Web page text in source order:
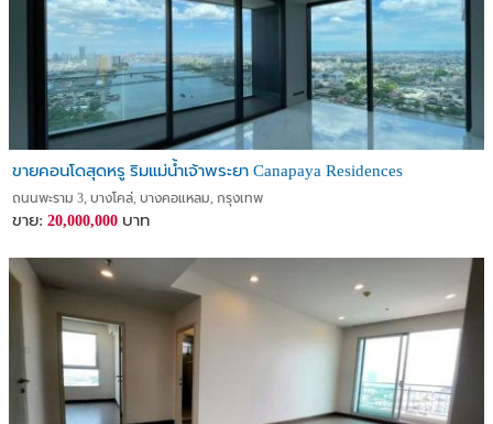
ขายคอนโดสุดหรู ริมแม่น้ำเจ้าพระยา Canapaya Residences
ถนนพะราม 3, บางโคล่, บางคอแหลม, กรุงเทพ
ขาย: 20,000,000 บาท